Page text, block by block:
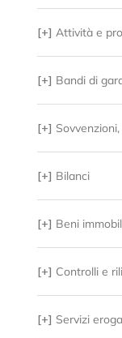
[+] Attività e
[+] Bandi di
[+]
[+] Bilanci
[+] Beni
[+] Controlli e
[+] Servizi